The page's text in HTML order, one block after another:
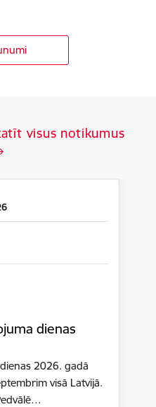
visus notikumus
dienas
2026. gadā
visā Latvijā.